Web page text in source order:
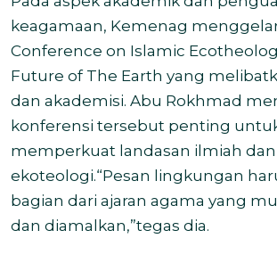
keagamaan, Kemenag
Conference on Islamic
Future of The Earth yang
dan akademisi. Abu Rokhmad
konferensi tersebut penting
memperkuat landasan ilmiah dan
ekoteologi.“Pesan lingkungan
bagian dari ajaran agama yang
dan diamalkan,”tegas dia.